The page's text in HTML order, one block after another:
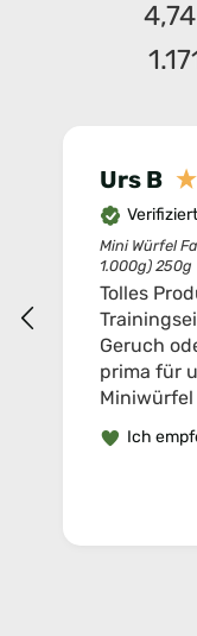
4,74
Urs B
Mini Würfel
1.000g) 250g
Tolles
Geruch
prima für
Miniwürfel
bei
seit 6
Ich